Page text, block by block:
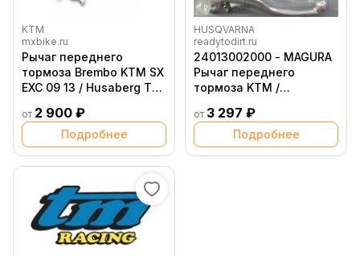
KTM
mxbike.ru
Рычаг переднего
тормоза Brembo KTM SX
EXC 09 13 / Husaberg TE
от 2 900 ₽
Подробнее
HUSQVARNA
readytodirt.ru
24013002000 - MAGURA
Рычаг переднего
тормоза KTM /
от 3 297 ₽
Подробнее